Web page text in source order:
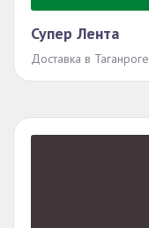
Супер Лента
Доставка в Таганроге